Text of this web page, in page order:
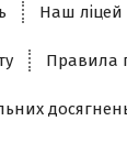
Наш ліцей
Правила